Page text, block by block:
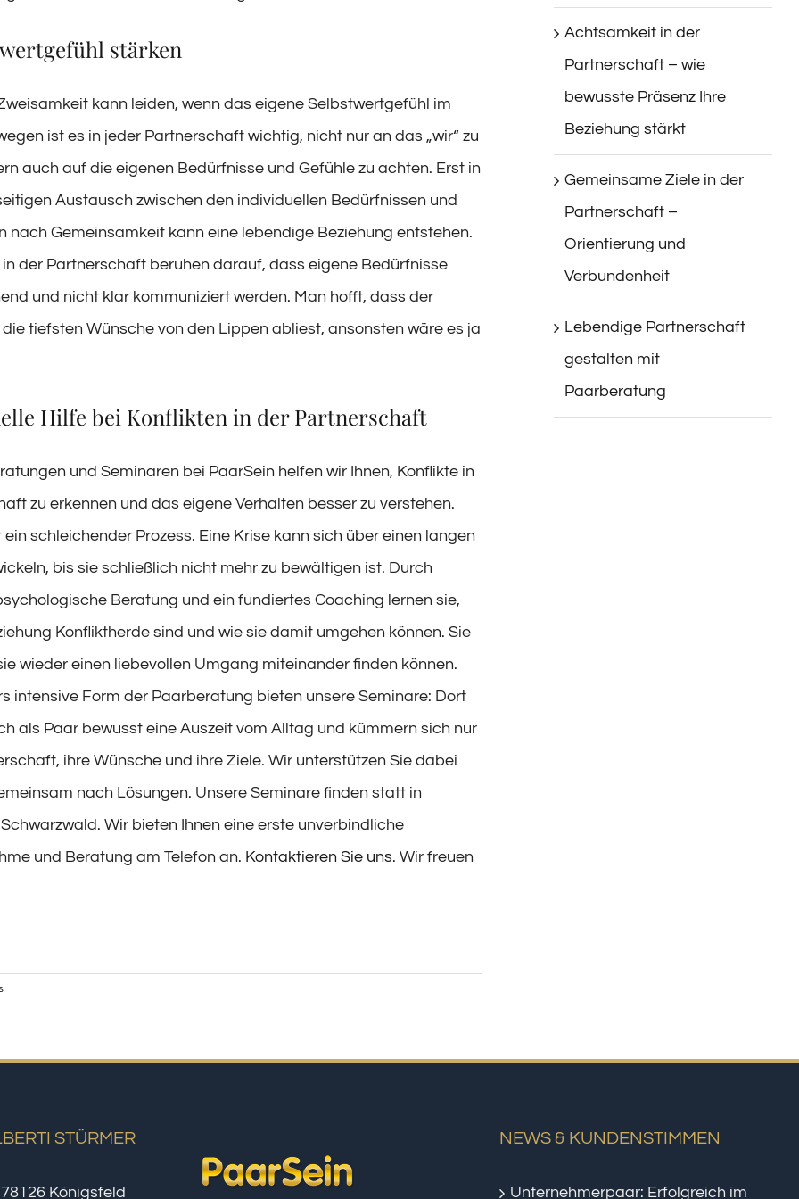
stärken
kann leiden, wenn das eigene Selbstwertgefühl im
ist es in jeder Partnerschaft wichtig, nicht nur an das „wir“ zu
auch auf die eigenen Bedürfnisse und Gefühle zu achten. Erst in
Austausch zwischen den individuellen Bedürfnissen und
nach Gemeinsamkeit kann eine lebendige Beziehung entstehen.
in der Partnerschaft beruhen darauf, dass eigene Bedürfnisse
und nicht klar kommuniziert werden. Man hofft, dass der
tiefsten Wünsche von den Lippen abliest, ansonsten wäre es ja
Hilfe bei Konflikten in der Partnerschaft
und Seminaren bei PaarSein helfen wir Ihnen, Konflikte in
zu erkennen und das eigene Verhalten besser zu verstehen.
schleichender Prozess. Eine Krise kann sich über einen langen
bis sie schließlich nicht mehr zu bewältigen ist. Durch
Beratung und ein fundiertes Coaching lernen sie,
Konfliktherde sind und wie sie damit umgehen können. Sie
wieder einen liebevollen Umgang miteinander finden können.
intensive Form der Paarberatung bieten unsere Seminare: Dort
als Paar bewusst eine Auszeit vom Alltag und kümmern sich nur
ihre Wünsche und ihre Ziele. Wir unterstützen Sie dabei
nach Lösungen. Unsere Seminare finden statt in
Wir bieten Ihnen eine erste unverbindliche
und Beratung am Telefon an. Kontaktieren Sie uns. Wir freuen
Achtsamkeit in der
Partnerschaft – wie
bewusste Präsenz Ihre
Beziehung stärkt
Gemeinsame Ziele in der
Partnerschaft –
Orientierung und
Verbundenheit
Lebendige Partnerschaft
gestalten mit
Paarberatung
STÜRMER
Königsfeld
NEWS & KUNDENSTIMMEN
Unternehmerpaar: Erfolgreich im